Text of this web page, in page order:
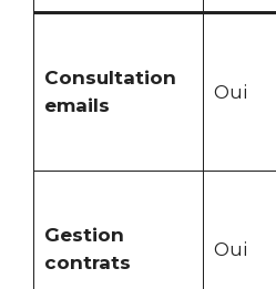
Consultation
emails
Oui
Gestion
contrats
Oui